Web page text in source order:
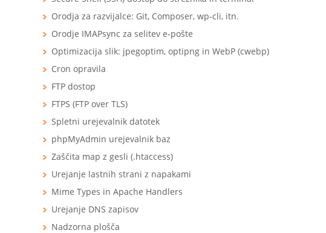
Orodja za razvijalce: Git, Composer, wp-cli, itn.
Orodje IMAPsync za selitev e-pošte
Optimizacija slik: jpegoptim, optipng in WebP (cwebp)
Cron opravila
FTP dostop
FTPS (FTP over TLS)
Spletni urejevalnik datotek
phpMyAdmin urejevalnik baz
Zaščita map z gesli (.htaccess)
Urejanje lastnih strani z napakami
Mime Types in Apache Handlers
Urejanje DNS zapisov
Nadzorna plošča